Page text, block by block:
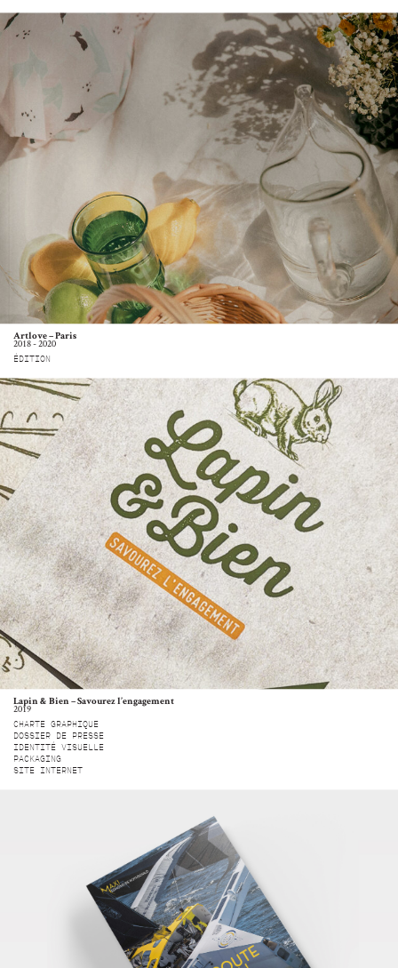
Artlove – Paris
2018 - 2020
ÉDITION
Lapin & Bien – Savourez l’engagement
2019
CHARTE GRAPHIQUE
DOSSIER DE PRESSE
IDENTITÉ VISUELLE
PACKAGING
SITE INTERNET